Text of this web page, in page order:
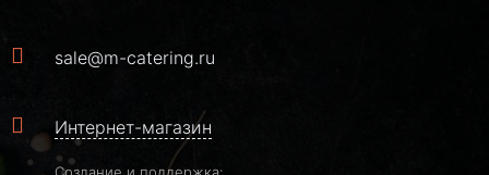
sale@m-catering.ru
Интернет-магазин
Создание и поддержка: